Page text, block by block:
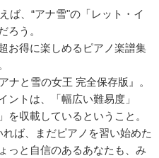
ば、“アナ雪"の「レット・イ
ろう。
お得に楽しめるピアノ楽譜集
ナと雪の女王 完全保存版』。
ントは、「幅広い難易度」
を収載しているということ。
ば、まだピアノを習い始めた
っと自信のあるあなたも、み